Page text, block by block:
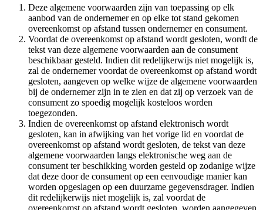
Deze algemene voorwaarden zijn van toepassing op elk
aanbod van de ondernemer en op elke tot stand gekomen
overeenkomst op afstand tussen ondernemer en consument.
Voordat de overeenkomst op afstand wordt gesloten, wordt de
tekst van deze algemene voorwaarden aan de consument
beschikbaar gesteld. Indien dit redelijkerwijs niet mogelijk is,
zal de ondernemer voordat de overeenkomst op afstand wordt
gesloten, aangeven op welke wijze de algemene voorwaarden
bij de ondernemer zijn in te zien en dat zij op verzoek van de
consument zo spoedig mogelijk kosteloos worden
toegezonden.
Indien de overeenkomst op afstand elektronisch wordt
gesloten, kan in afwijking van het vorige lid en voordat de
overeenkomst op afstand wordt gesloten, de tekst van deze
algemene voorwaarden langs elektronische weg aan de
consument ter beschikking worden gesteld op zodanige wijze
dat deze door de consument op een eenvoudige manier kan
worden opgeslagen op een duurzame gegevensdrager. Indien
dit redelijkerwijs niet mogelijk is, zal voordat de